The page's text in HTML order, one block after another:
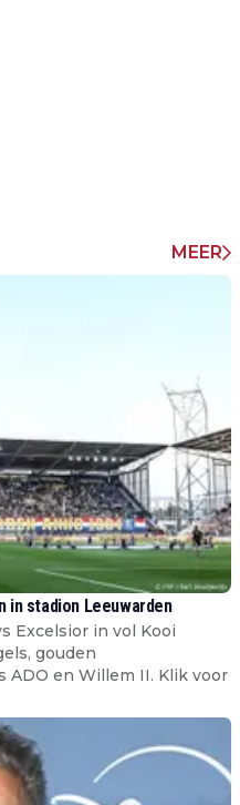
MEER
in stadion Leeuwarden
Excelsior in vol Kooi
gouden
ADO en Willem II. Klik voor